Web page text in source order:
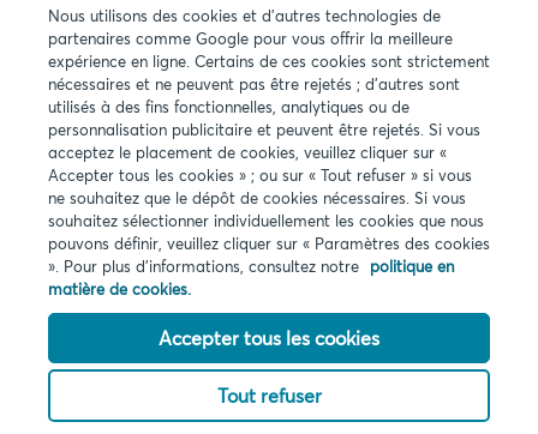
Vous avez des questions ?
Questions fréquentes
Infos légales
Privacy
Cookies
PSD2
Accessibilité
© 2026 Keytrade bank, succursale belge d'Arkéa Direct Bank SA (France),
filiale du Crédit Mutuel Arkéa
Nous utilisons des cookies et d'autres technologies de
partenaires comme Google pour vous offrir la meilleure
expérience en ligne. Certains de ces cookies sont strictement
nécessaires et ne peuvent pas être rejetés ; d'autres sont
utilisés à des fins fonctionnelles, analytiques ou de
personnalisation publicitaire et peuvent être rejetés. Si vous
acceptez le placement de cookies, veuillez cliquer sur «
Accepter tous les cookies » ; ou sur « Tout refuser » si vous
ne souhaitez que le dépôt de cookies nécessaires. Si vous
souhaitez sélectionner individuellement les cookies que nous
pouvons définir, veuillez cliquer sur « Paramètres des cookies
». Pour plus d'informations, consultez notre politique en
matière de cookies.
Accepter tous les cookies
Tout refuser